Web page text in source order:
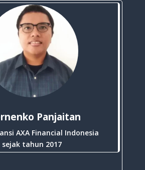
Panjaitan
AXA Financial Indonesia
sejak tahun 2017